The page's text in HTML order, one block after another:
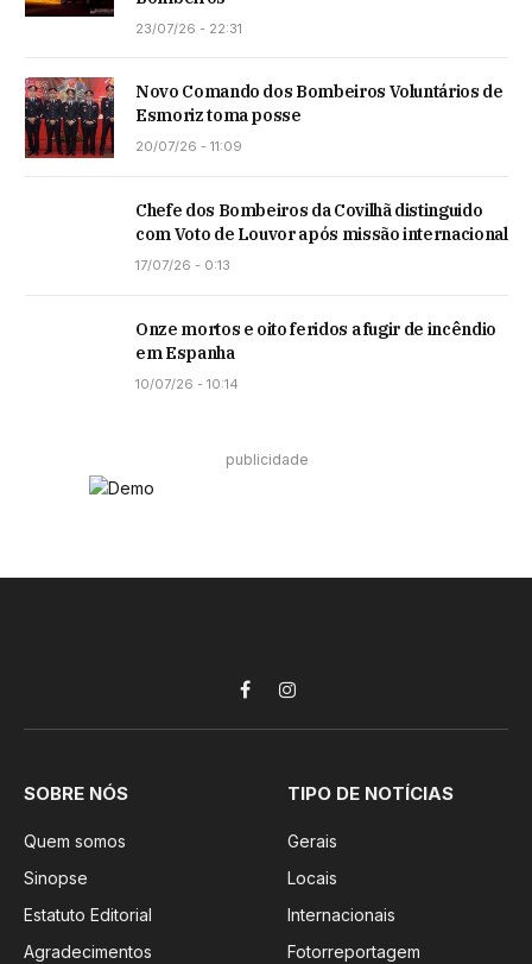
23/07/26 - 22:31
Novo Comando dos Bombeiros Voluntários de
Esmoriz toma posse
20/07/26 - 11:09
Chefe dos Bombeiros da Covilhã distinguido
com Voto de Louvor após missão internacional
17/07/26 - 0:13
Onze mortos e oito feridos a fugir de incêndio
em Espanha
10/07/26 - 10:14
publicidade
FacebookInstagram
SOBRE NÓS
Quem somos
Sinopse
Estatuto Editorial
Agradecimentos
TIPO DE NOTÍCIAS
Gerais
Locais
Internacionais
Fotorreportagem